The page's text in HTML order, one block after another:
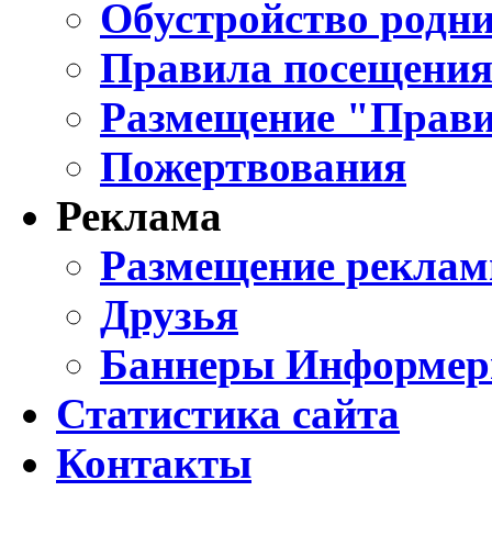
Обустройство
Правила
Размещение
Пожертвования
Реклама
Размещение
Друзья
Баннеры
Статистика сайта
Контакты